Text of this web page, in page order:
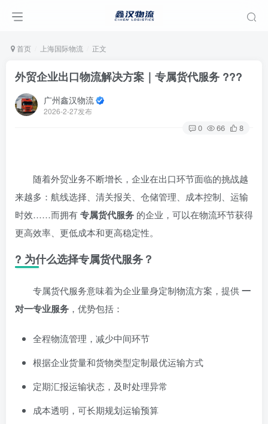
首页 上海国际物流 正文
外贸企业出口物流解决方案｜专属货代服务 ???
广州鑫汉物流
2026-2-27发布
0 66 8
随着外贸业务不断增长，企业在出口环节面临的挑战越
来越多：航线选择、清关报关、仓储管理、成本控制、运输
时效……而拥有专属货代服务 的企业，可以在物流环节获得
更高效率、更低成本和更高稳定性。
? 为什么选择专属货代服务？
专属货代服务意味着为企业量身定制物流方案，提供一
对一专业服务 ，优势包括：
全程物流管理，减少中间环节
根据企业货量和货物类型定制最优运输方式
定期汇报运输状态，及时处理异常
成本透明，可长期规划运输预算